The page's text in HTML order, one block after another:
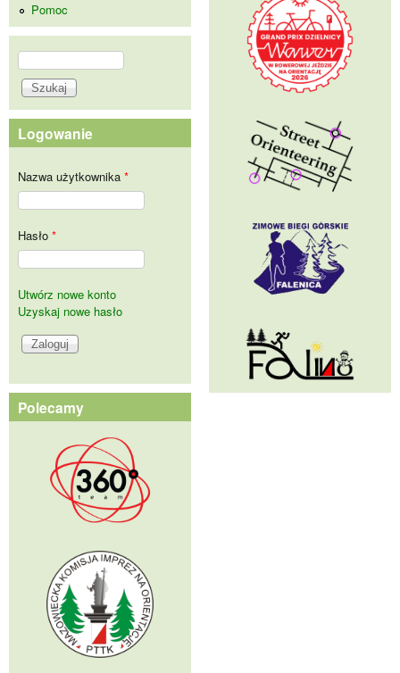
Pomoc
Formularz wyszukiwania
Szukaj
Logowanie
Nazwa użytkownika *
Hasło *
Utwórz nowe konto
Uzyskaj nowe hasło
Polecamy